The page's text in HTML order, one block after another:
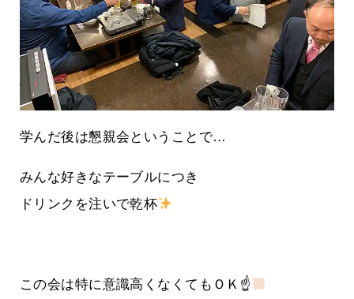
学んだ後は懇親会ということで…
みんな好きなテーブルにつき
ドリンクを注いで乾杯
この会は特に意識高くなくてもＯＫ☝